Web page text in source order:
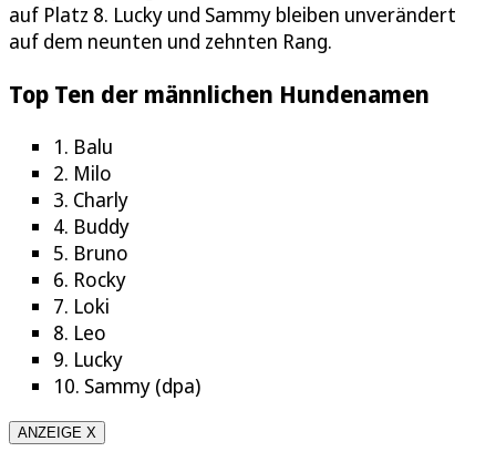
auf Platz 8. Lucky und Sammy bleiben unverändert
auf dem neunten und zehnten Rang.
Top Ten der männlichen Hundenamen
1. Balu
2. Milo
3. Charly
4. Buddy
5. Bruno
6. Rocky
7. Loki
8. Leo
9. Lucky
10. Sammy (dpa)
ANZEIGE X